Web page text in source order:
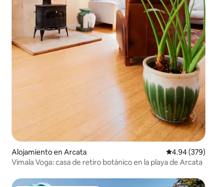
Alojamiento en Arcata Calificación
4.94 (379)
Vimala Voga: casa de retiro botánico en la playa de Arcata